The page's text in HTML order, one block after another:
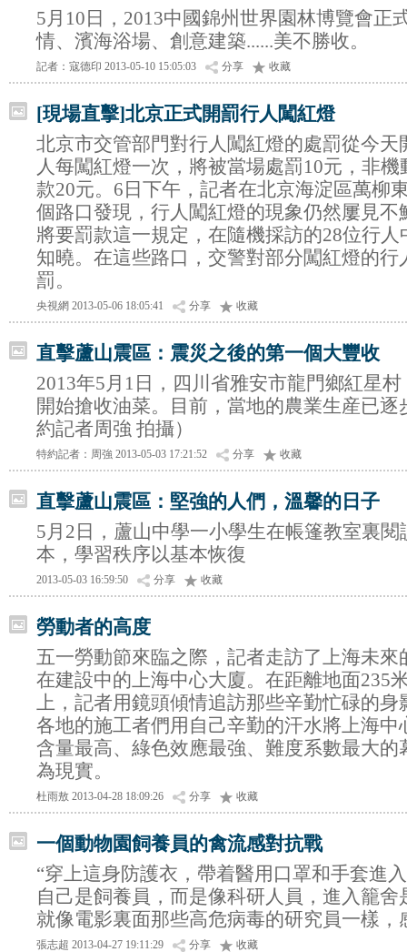
5月10日，2013中國錦州世界園林博覽會正
情、濱海浴場、創意建築......美不勝收。
記者：寇德印 2013-05-10 15:05:03 分享 收藏
[現場直擊]北京正式開罰行人闖紅燈
北京市交管部門對行人闖紅燈的處罰從今天
人每闖紅燈一次，將被當場處罰10元，非
款20元。6日下午，記者在北京海淀區萬柳
個路口發現，行人闖紅燈的現象仍然屢見不
將要罰款這一規定，在隨機採訪的28位行
知曉。在這些路口，交警對部分闖紅燈的行
罰。
央視網 2013-05-06 18:05:41 分享 收藏
直擊蘆山震區：震災之後的第一個大豐收
2013年5月1日，四川省雅安市龍門鄉紅星
開始搶收油菜。目前，當地的農業生産已逐
約記者周強 拍攝）
特約記者：周強 2013-05-03 17:21:52 分享 收藏
直擊蘆山震區：堅強的人們，溫馨的日子
5月2日，蘆山中學一小學生在帳篷教室裏閱
本，學習秩序以基本恢復
2013-05-03 16:59:50 分享 收藏
勞動者的高度
五一勞動節來臨之際，記者走訪了上海未
在建設中的上海中心大廈。在距離地面235
上，記者用鏡頭傾情追訪那些辛勤忙碌的身
各地的施工者們用自己辛勤的汗水將上海中
含量最高、綠色效應最強、難度系數最大的
為現實。
杜雨敖 2013-04-28 18:09:26 分享 收藏
一個動物園飼養員的禽流感對抗戰
“穿上這身防護衣，帶着醫用口罩和手套進
自己是飼養員，而是像科研人員，進入籠舍
就像電影裏面那些高危病毒的研究員一樣，
張志超 2013-04-27 19:11:29 分享 收藏